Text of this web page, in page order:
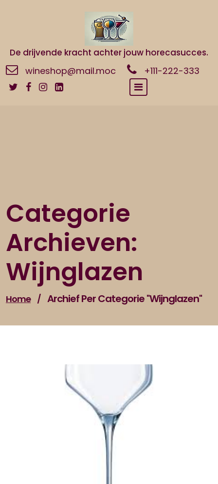
De drijvende kracht achter jouw horecasucces.
wineshop@mail.moc +111-222-333
Categorie
Archieven:
Wijnglazen
Home / Archief Per Categorie "wijnglazen"